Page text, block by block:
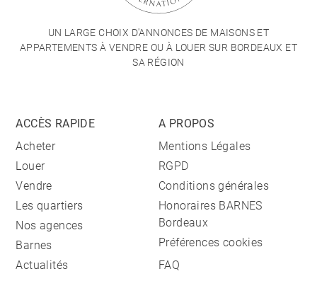
UN LARGE CHOIX D'ANNONCES DE MAISONS ET
APPARTEMENTS À VENDRE OU À LOUER SUR BORDEAUX ET
SA RÉGION
ACCÈS RAPIDE
Acheter
Louer
Vendre
Les quartiers
Nos agences
Barnes
Actualités
A PROPOS
Mentions Légales
RGPD
Conditions générales
Honoraires BARNES
Bordeaux
Préférences cookies
FAQ